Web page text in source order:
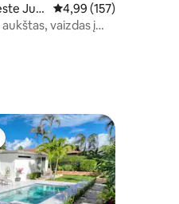
41
Jupi
Vidutinis įvertinimas:
4,99 (157)
vaizdas į